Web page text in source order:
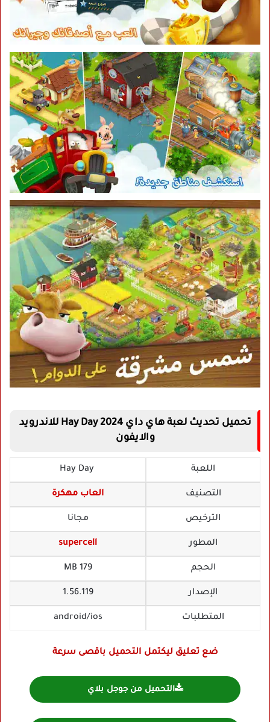
تحميل تحديث لعبة هاي داي Hay Day 2024 للاندرويد
والايفون
اللعبة
التصنيف العاب مهكرة
الترخيص مجانا
المطور supercell
الحجم 179 MB
الإصدار 1.56.119
المتطلبات android/ios
ضع تعليق ليكتمل التحميل باقصى سرعة
التحميل من جوجل بلاي